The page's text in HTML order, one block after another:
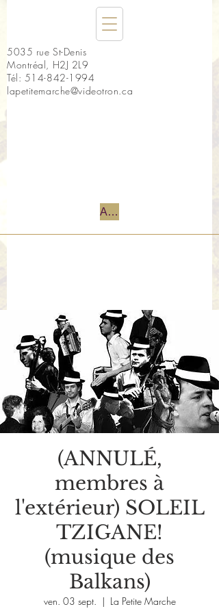
5035 rue St-Denis
Montréal, H2J 2L9
Tél: 514-842-1994
lapetitemarche@videotron.ca
Accueil
(ANNULÉ,
membres à
l'extérieur) SOLEIL
TZIGANE!
(musique des
Balkans)
ven. 03 sept.
  |
La Petite Marche